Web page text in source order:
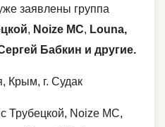
заявлены группа
, Noize MC, Louna,
Бабкин и другие.
Крым, г. Судак
Трубецкой, Noize MC,